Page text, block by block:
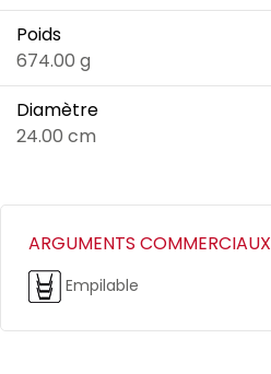
Poids
674.00 g
Diamètre
24.00 cm
ARGUMENTS COMMERCIAUX
Empilable